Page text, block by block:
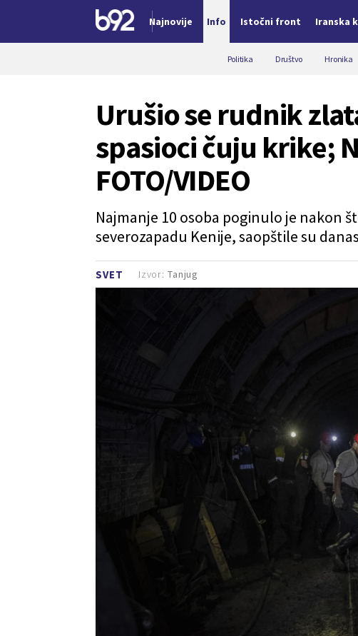
Najnovije Info Istočni front Iranska
Politika Društvo Hronika
SVET
Urušio se rudnik
spasioci čuju krike;
FOTO/VIDEO
Najmanje 10 osoba poginulo je nakon
severozapadu Kenije, saopštile su
Izvor: Tanjug